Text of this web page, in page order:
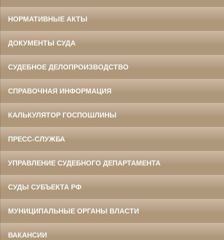
НОРМАТИВНЫЕ АКТЫ
ДОКУМЕНТЫ СУДА
СУДЕБНОЕ ДЕЛОПРОИЗВОДСТВО
СПРАВОЧНАЯ ИНФОРМАЦИЯ
КАЛЬКУЛЯТОР ГОСПОШЛИНЫ
ПРЕСС-СЛУЖБА
УПРАВЛЕНИЕ СУДЕБНОГО ДЕПАРТАМЕНТА
СУДЫ СУБЪЕКТА РФ
МУНИЦИПАЛЬНЫЕ ОРГАНЫ ВЛАСТИ
ВАКАНСИИ